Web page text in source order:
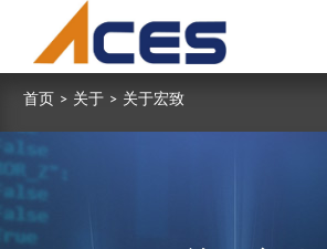
首页 > 关于 > 关于宏致